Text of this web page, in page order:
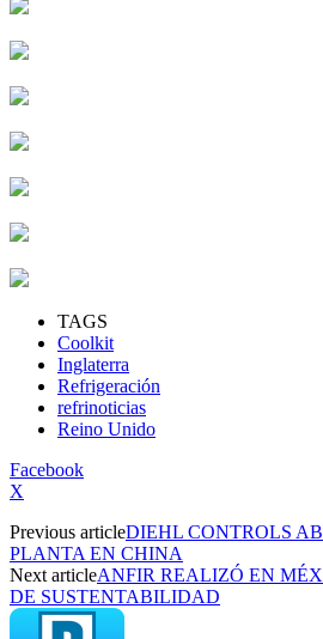
TAGS
Coolkit
Inglaterra
Refrigeración
refrinoticias
Reino Unido
Facebook
X
Previous articleDIEHL CONTROLS
PLANTA EN CHINA
Next articleANFIR REALIZÓ EN
DE SUSTENTABILIDAD